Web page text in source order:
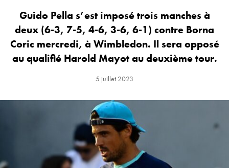
Guido Pella s’est imposé trois manches à
deux (6-3, 7-5, 4-6, 3-6, 6-1) contre Borna
Coric mercredi, à Wimbledon. Il sera opposé
au qualifié Harold Mayot au deuxième tour.
5 juillet 2023